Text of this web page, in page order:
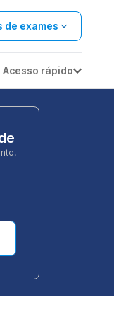
de exames
Acesso rápido